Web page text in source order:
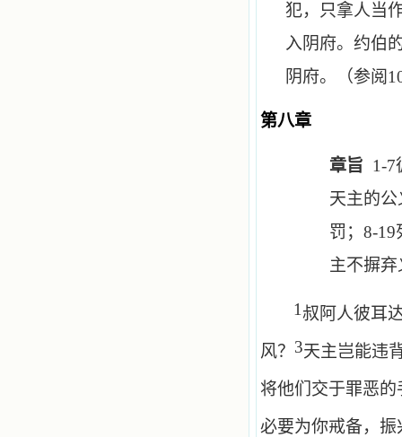
犯，只拿人当
入阴府。约伯
阴府。（参阅
第八章
章旨 1-7
天主的
罚； 8-19
主不摒
1叔阿人彼耳
风？ 3天主岂能违
将他们交于罪恶的
必要为你戒备，